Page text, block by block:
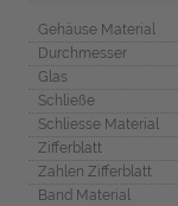
Gehäuse Material
Durchmesser
Glas
Schließe
Schliesse Material
Zifferblatt
Zahlen Zifferblatt
Band Material